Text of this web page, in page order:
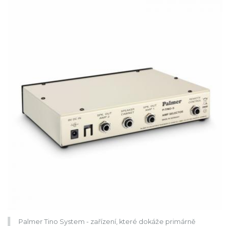
Palmer Tino System - zařízení, které dokáže primárně